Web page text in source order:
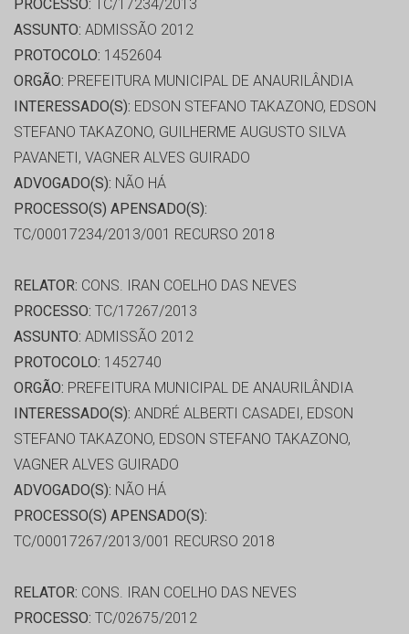
PROCESSO: TC/17234/2013
ASSUNTO: ADMISSÃO 2012
PROTOCOLO: 1452604
ORGÃO: PREFEITURA MUNICIPAL DE ANAURILÂNDIA
INTERESSADO(S): EDSON STEFANO TAKAZONO, EDSON
STEFANO TAKAZONO, GUILHERME AUGUSTO SILVA
PAVANETI, VAGNER ALVES GUIRADO
ADVOGADO(S): NÃO HÁ
PROCESSO(S) APENSADO(S):
TC/00017234/2013/001 RECURSO 2018
RELATOR: CONS. IRAN COELHO DAS NEVES
PROCESSO: TC/17267/2013
ASSUNTO: ADMISSÃO 2012
PROTOCOLO: 1452740
ORGÃO: PREFEITURA MUNICIPAL DE ANAURILÂNDIA
INTERESSADO(S): ANDRÉ ALBERTI CASADEI, EDSON
STEFANO TAKAZONO, EDSON STEFANO TAKAZONO,
VAGNER ALVES GUIRADO
ADVOGADO(S): NÃO HÁ
PROCESSO(S) APENSADO(S):
TC/00017267/2013/001 RECURSO 2018
RELATOR: CONS. IRAN COELHO DAS NEVES
PROCESSO: TC/02675/2012